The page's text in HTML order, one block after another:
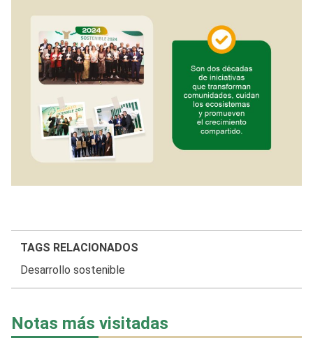
TAGS RELACIONADOS
Desarrollo sostenible
Notas más visitadas